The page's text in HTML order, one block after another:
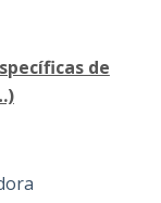
de